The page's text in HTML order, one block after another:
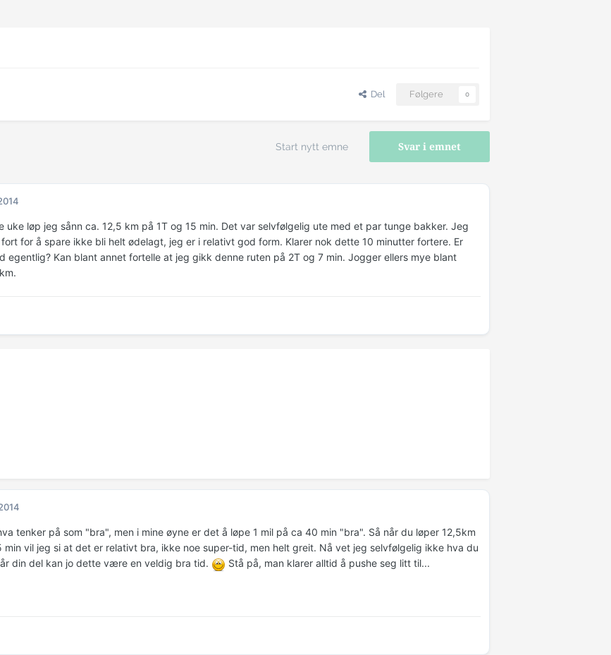
Del Følgere 0
Svar i emnet
Start nytt emne
uke løp jeg sånn ca. 12,5 km på 1T og 15 min. Det var selvfølgelig ute med et par tunge bakker. Jeg
for å spare ikke bli helt ødelagt, jeg er i relativt god form. Klarer nok dette 10 minutter fortere. Er
egentlig? Kan blant annet fortelle at jeg gikk denne ruten på 2T og 7 min. Jogger ellers mye blant
tenker på som "bra", men i mine øyne er det å løpe 1 mil på ca 40 min "bra". Så når du løper 12,5km
min vil jeg si at det er relativt bra, ikke noe super-tid, men helt greit. Nå vet jeg selvfølgelig ikke hva du
din del kan jo dette være en veldig bra tid.
Stå på, man klarer alltid å pushe seg litt til...